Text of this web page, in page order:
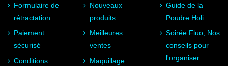
Formulaire de
rétractation
Paiement
sécurisé
Conditions
Nouveaux
produits
Meilleures
ventes
Maquillage
Guide de la
Poudre Holi
Soirée Fluo, Nos
conseils pour
l'organiser